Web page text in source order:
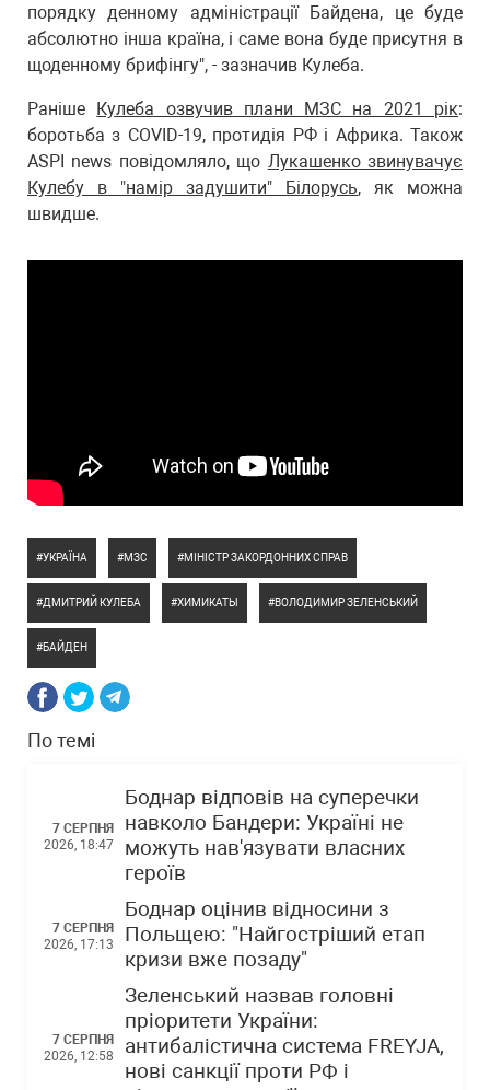
порядку денному адміністрації Байдена, це буде
абсолютно інша країна, і саме вона буде присутня в
щоденному брифінгу", - зазначив Кулеба.
Раніше Кулеба озвучив плани МЗС на 2021 рік:
боротьба з COVID-19, протидія РФ і Африка. Також
ASPI news повідомляло, що Лукашенко звинувачує
Кулебу в "намір задушити" Білорусь, як можна
швидше.
УКРАЇНА МЗС МІНІСТР ЗАКОРДОННИХ СПРАВ
ДМИТРИЙ КУЛЕБА ХИМИКАТЫ ВОЛОДИМИР ЗЕЛЕНСЬКИЙ
БАЙДЕН
По темі
7 СЕРПНЯ
2026, 18:47
Боднар відповів на суперечки
навколо Бандери: Україні не
можуть нав'язувати власних
героїв
7 СЕРПНЯ
2026, 17:13
Боднар оцінив відносини з
Польщею: "Найгостріший етап
кризи вже позаду"
7 СЕРПНЯ
2026, 12:58
Зеленський назвав головні
пріоритети України:
антибалістична система FREYJA,
нові санкції проти РФ і